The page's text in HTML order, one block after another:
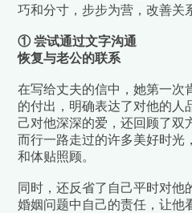
巧和分寸，步步为营，改善关
① 尝试通过文字沟通
恢复与老公的联系
在写给丈夫的信中，她第一次
的付出，明确表达了对他的人
己对他深深的爱，还回顾了双
而行一路走过的许多美好时光
和体贴照顾。
同时，还反省了自己平时对他
婚姻问题中自己的责任，让他